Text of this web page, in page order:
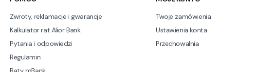
Zwroty, reklamacje i gwarancje
Kalkulator rat Alior Bank
Pytania i odpowiedzi
Regulamin
Twoje zamówienia
Ustawienia konta
Przechowalnia